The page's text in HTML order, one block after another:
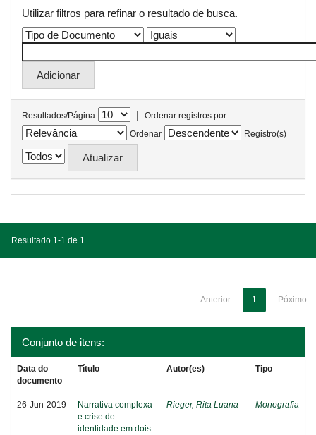
Utilizar filtros para refinar o resultado de busca.
Resultados/Página |
Ordenar registros por
Ordenar
Registro(s)
Resultado 1-1 de 1.
Anterior 1 Póximo
Conjunto de itens:
Data do
documento
Título Autor(es) Tipo
26-Jun-2019
Narrativa complexa
e crise de
identidade em dois
Rieger, Rita Luana Monografia